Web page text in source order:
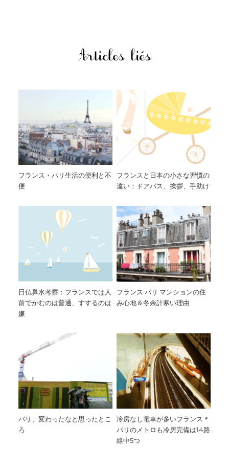
Articles liés
フランス・パリ生活の便利と不
便
フランスと日本の小さな習慣の
違い：ドアパス、挨拶、手助け
日仏鼻水考察：フランスでは人
前でかむのは普通、すするのは
嫌
フランス パリ マンションの住
み心地＆冬余計寒い理由
パリ、変わったなと思ったとこ
ろ
冷房なし電車が多いフランス＊
パリのメトロも冷房完備は14路
線中5つ